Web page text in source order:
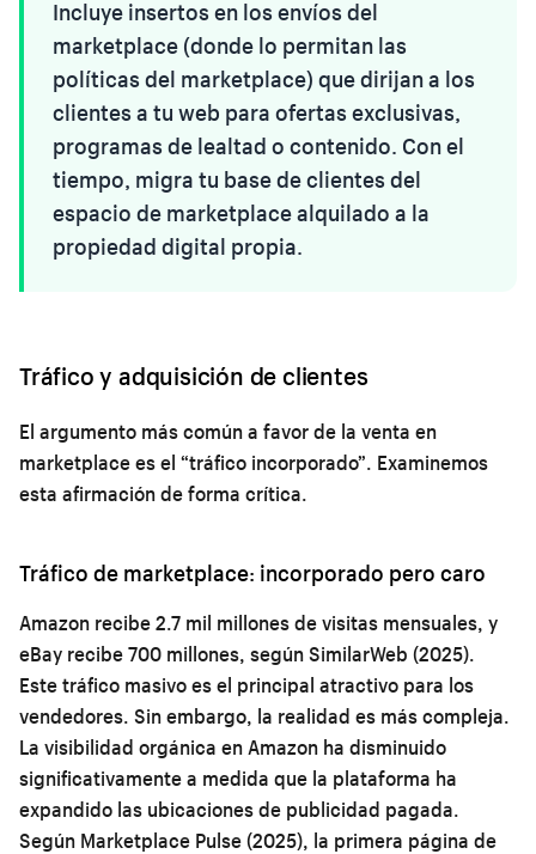
Incluye insertos en los envíos del
marketplace (donde lo permitan las
políticas del marketplace) que dirijan a los
clientes a tu web para ofertas exclusivas,
programas de lealtad o contenido. Con el
tiempo, migra tu base de clientes del
espacio de marketplace alquilado a la
propiedad digital propia.
Tráfico y adquisición de clientes
El argumento más común a favor de la venta en
marketplace es el “tráfico incorporado”. Examinemos
esta afirmación de forma crítica.
Tráfico de marketplace: incorporado pero caro
Amazon recibe 2.7 mil millones de visitas mensuales, y
eBay recibe 700 millones, según SimilarWeb (2025).
Este tráfico masivo es el principal atractivo para los
vendedores. Sin embargo, la realidad es más compleja.
La visibilidad orgánica en Amazon ha disminuido
significativamente a medida que la plataforma ha
expandido las ubicaciones de publicidad pagada.
Según Marketplace Pulse (2025), la primera página de